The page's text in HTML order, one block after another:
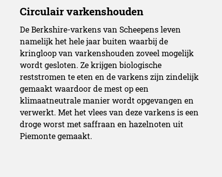
De Berkshire-varkens van Scheepens leven
namelijk het hele jaar buiten waarbij de
kringloop van varkenshouden zoveel mogelijk
wordt gesloten. Ze krijgen biologische
reststromen te eten en de varkens zijn zindelijk
gemaakt waardoor de mest op een
klimaatneutrale manier wordt opgevangen en
verwerkt. Met het vlees van deze varkens is een
droge worst met saffraan en hazelnoten uit
Piemonte gemaakt.